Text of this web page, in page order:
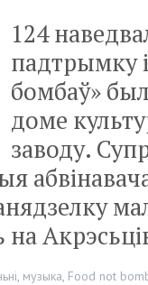
124
падтрымку
бомбаў»
доме
заводу.
, музыка, Food not